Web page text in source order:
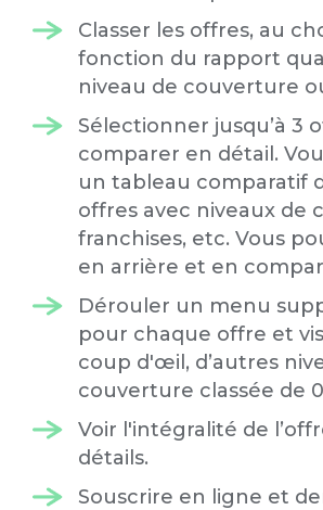
Classer les offres, au
fonction du rapport
niveau de couverture
Sélectionner jusqu’à 3
comparer en détail.
un tableau comparatif
offres avec niveaux de
franchises, etc. Vous
en arrière et en
Dérouler un menu
pour chaque offre et
coup d'œil, d’autres
couverture classée de 0
Voir l'intégralité de
détails.
Souscrire en ligne et